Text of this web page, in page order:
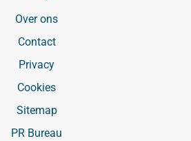
Over ons
Contact
Privacy
Cookies
Sitemap
PR Bureau